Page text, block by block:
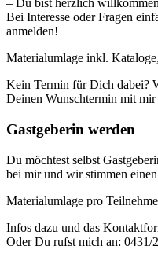
– Du bist herzlich
Bei Interesse oder Fragen
anmelden!
Materialumlage inkl.
Kein Termin für Dich dabei?
Deinen Wunschtermin mit mir
Gastgeberin werden
Du möchtest selbst
bei mir und wir stimmen
Materialumlage pro
Infos dazu und das
Oder Du rufst mich an: 0431/